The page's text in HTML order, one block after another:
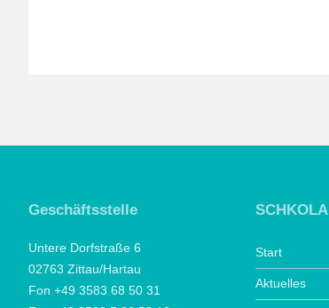
Geschäftsstelle
Untere Dorfstraße 6
02763 Zittau/Hartau
Fon +49 3583 68 50 31
SCHKOLA
Start
Aktuelles